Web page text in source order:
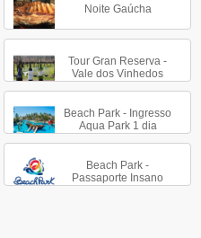
Noite Gaúcha
Tour Gran Reserva -
Vale dos Vinhedos
Beach Park - Ingresso
Aqua Park 1 dia
Beach Park -
Passaporte Insano